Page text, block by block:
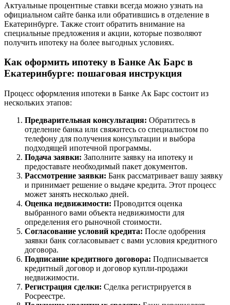
Актуальные процентные ставки всегда можно узнать на
официальном сайте банка или обратившись в отделение в
Екатеринбурге. Также стоит обратить внимание на
специальные предложения и акции, которые позволяют
получить ипотеку на более выгодных условиях.
Как оформить ипотеку в Банке Ак Барс в
Екатеринбурге: пошаговая инструкция
Процесс оформления ипотеки в Банке Ак Барс состоит из
нескольких этапов:
Предварительная консультация: Обратитесь в
отделение банка или свяжитесь со специалистом по
телефону для получения консультации и выбора
подходящей ипотечной программы.
Подача заявки: Заполните заявку на ипотеку и
предоставьте необходимый пакет документов.
Рассмотрение заявки: Банк рассматривает вашу заявку
и принимает решение о выдаче кредита. Этот процесс
может занять несколько дней.
Оценка недвижимости: Проводится оценка
выбранного вами объекта недвижимости для
определения его рыночной стоимости.
Согласование условий кредита: После одобрения
заявки банк согласовывает с вами условия кредитного
договора.
Подписание кредитного договора: Подписывается
кредитный договор и договор купли-продажи
недвижимости.
Регистрация сделки: Сделка регистрируется в
Росреестре.